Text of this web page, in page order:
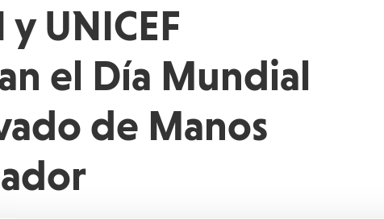
y UNICEF
el Día Mundial
de Manos